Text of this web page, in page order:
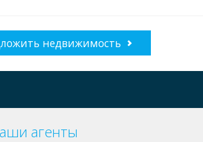
недвижимость
агенты